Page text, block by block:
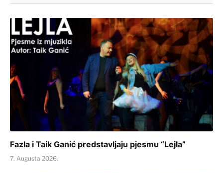
Fazla i Taik Ganić predstavljaju pjesmu “Lejla”
7. Augusta 2026.